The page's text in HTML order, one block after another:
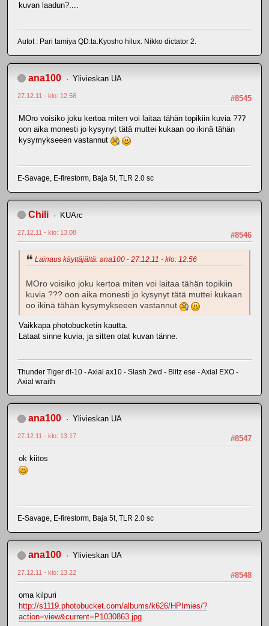
kuvan laadun?....
Autot : Pari tamiya QD:ta.Kyosho hilux. Nikko dictator 2.
ana100 Ylivieskan UA
#8545
27.12.11 - klo: 12.56
MOro voisiko joku kertoa miten voi laitaa tähän topikiin kuvia ???
oon aika monesti jo kysynyt tätä muttei kukaan oo ikinä tähän
kysymykseeen vastannut
E-Savage, E-firestorm, Baja 5t, TLR 2.0 sc
Chili KUArc
#8546
27.12.11 - klo: 13.08
Lainaus käyttäjältä: ana100 - 27.12.11 - klo: 12.56
MOro voisiko joku kertoa miten voi laitaa tähän topikiin
kuvia ??? oon aika monesti jo kysynyt tätä muttei kukaan
oo ikinä tähän kysymykseeen vastannut
Vaikkapa photobucketin kautta.
Lataat sinne kuvia, ja sitten otat kuvan tänne.
Thunder Tiger dt-10 - Axial ax10 - Slash 2wd - Blitz ese - Axial EXO -
Axial wraith
ana100 Ylivieskan UA
#8547
27.12.11 - klo: 13.17
ok kiitos
E-Savage, E-firestorm, Baja 5t, TLR 2.0 sc
ana100 Ylivieskan UA
#8548
27.12.11 - klo: 13.22
oma kilpuri
http://s1119.photobucket.com/albums/k626/HPImies/?
action=view&current=P1030863.jpg